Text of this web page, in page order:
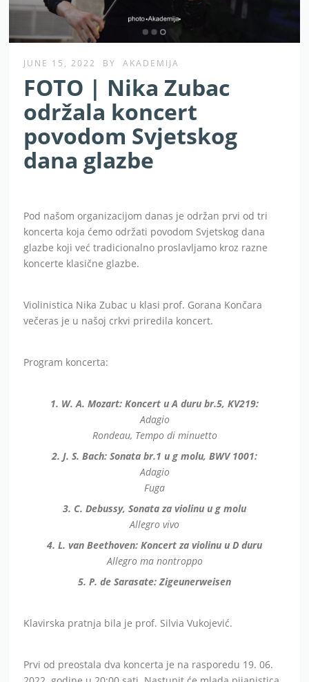
JUNE 15, 2022 BY AKADEMIJA
FOTO | Nika Zubac
održala koncert
povodom Svjetskog
dana glazbe
Pod našom organizacijom danas je održan prvi od tri
koncerta koja ćemo održati povodom Svjetskog dana
glazbe koji već tradicionalno proslavljamo kroz razne
koncerte klasične glazbe.
Violinistica Nika Zubac u klasi prof. Gorana Končara
večeras je u našoj crkvi priredila koncert.
Program koncerta:
1. W. A. Mozart: Koncert u A duru br.5, KV219:
Adagio
Rondeau, Tempo di minuetto
2. J. S. Bach: Sonata br.1 u g molu, BWV 1001:
Adagio
Fuga
3. C. Debussy, Sonata za violinu u g molu
Allegro vivo
4. L. van Beethoven: Koncert za violinu u D duru
Allegro ma nontroppo
5. P. de Sarasate: Zigeunerweisen
Klavirska pratnja bila je prof. Silvia Vukojević.
Prvi od preostala dva koncerta je na rasporedu 19. 06.